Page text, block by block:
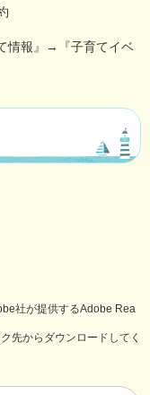
情報』→『子育てイベ
社が提供するAdobe Rea
先からダウンロードしてく